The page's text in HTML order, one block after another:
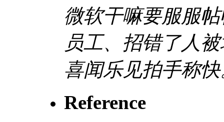
微软干嘛要服服
员工、招错了人
喜闻乐见拍手称
Reference